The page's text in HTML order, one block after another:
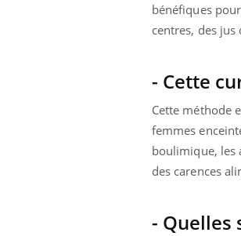
bénéfiques
centres, des
- Cette
Cette méthode
femmes
boulimique, les
des carences
- Quelles
Diabète & Ramadan 2026
c'est une période de